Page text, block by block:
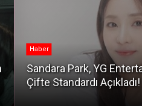
Haber
Sandara Park, YG
Çifte Standardı Açıkladı!